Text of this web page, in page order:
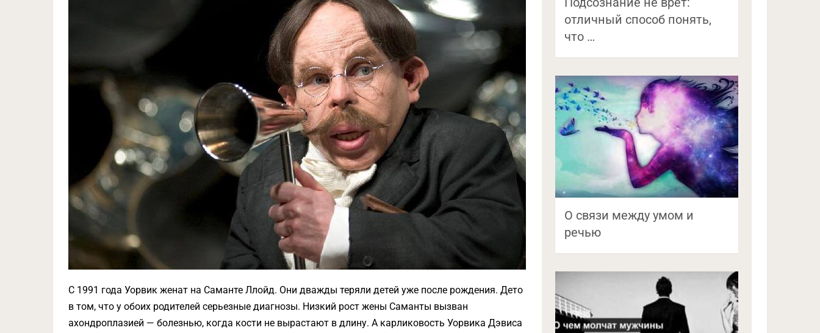
С 1991 года Уорвик женат на Саманте Ллойд. Они дважды теряли детей уже после рождения. Дето
в том, что у обоих родителей серьезные диагнозы. Низкий рост жены Саманты вызван
ахондроплазией — болезнью, когда кости не вырастают в длину. А карликовость Уорвика Дэвиса
отличный способ понять,
что …
О связи между умом и
речью